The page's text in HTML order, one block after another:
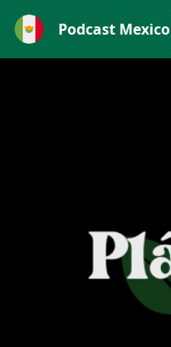
Podcast Mexico